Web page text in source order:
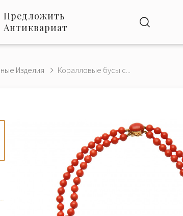
Предложить
Антиквариат
Изделия Коралловые бусы с...